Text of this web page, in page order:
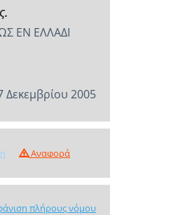
ΕΝ ΕΛΛΑΔΙ
Δεκεμβρίου 2005
Αναφορά
πλήρους νόμου